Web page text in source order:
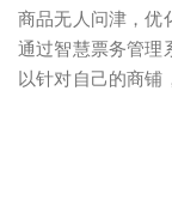
商品无人问津，优
通过智慧票务管理
以针对自己的商